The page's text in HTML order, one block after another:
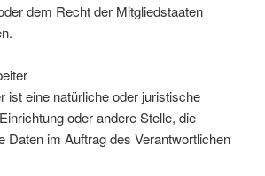
dem Recht der Mitgliedstaaten
ist eine natürliche oder juristische
oder andere Stelle, die
Daten im Auftrag des Verantwortlichen